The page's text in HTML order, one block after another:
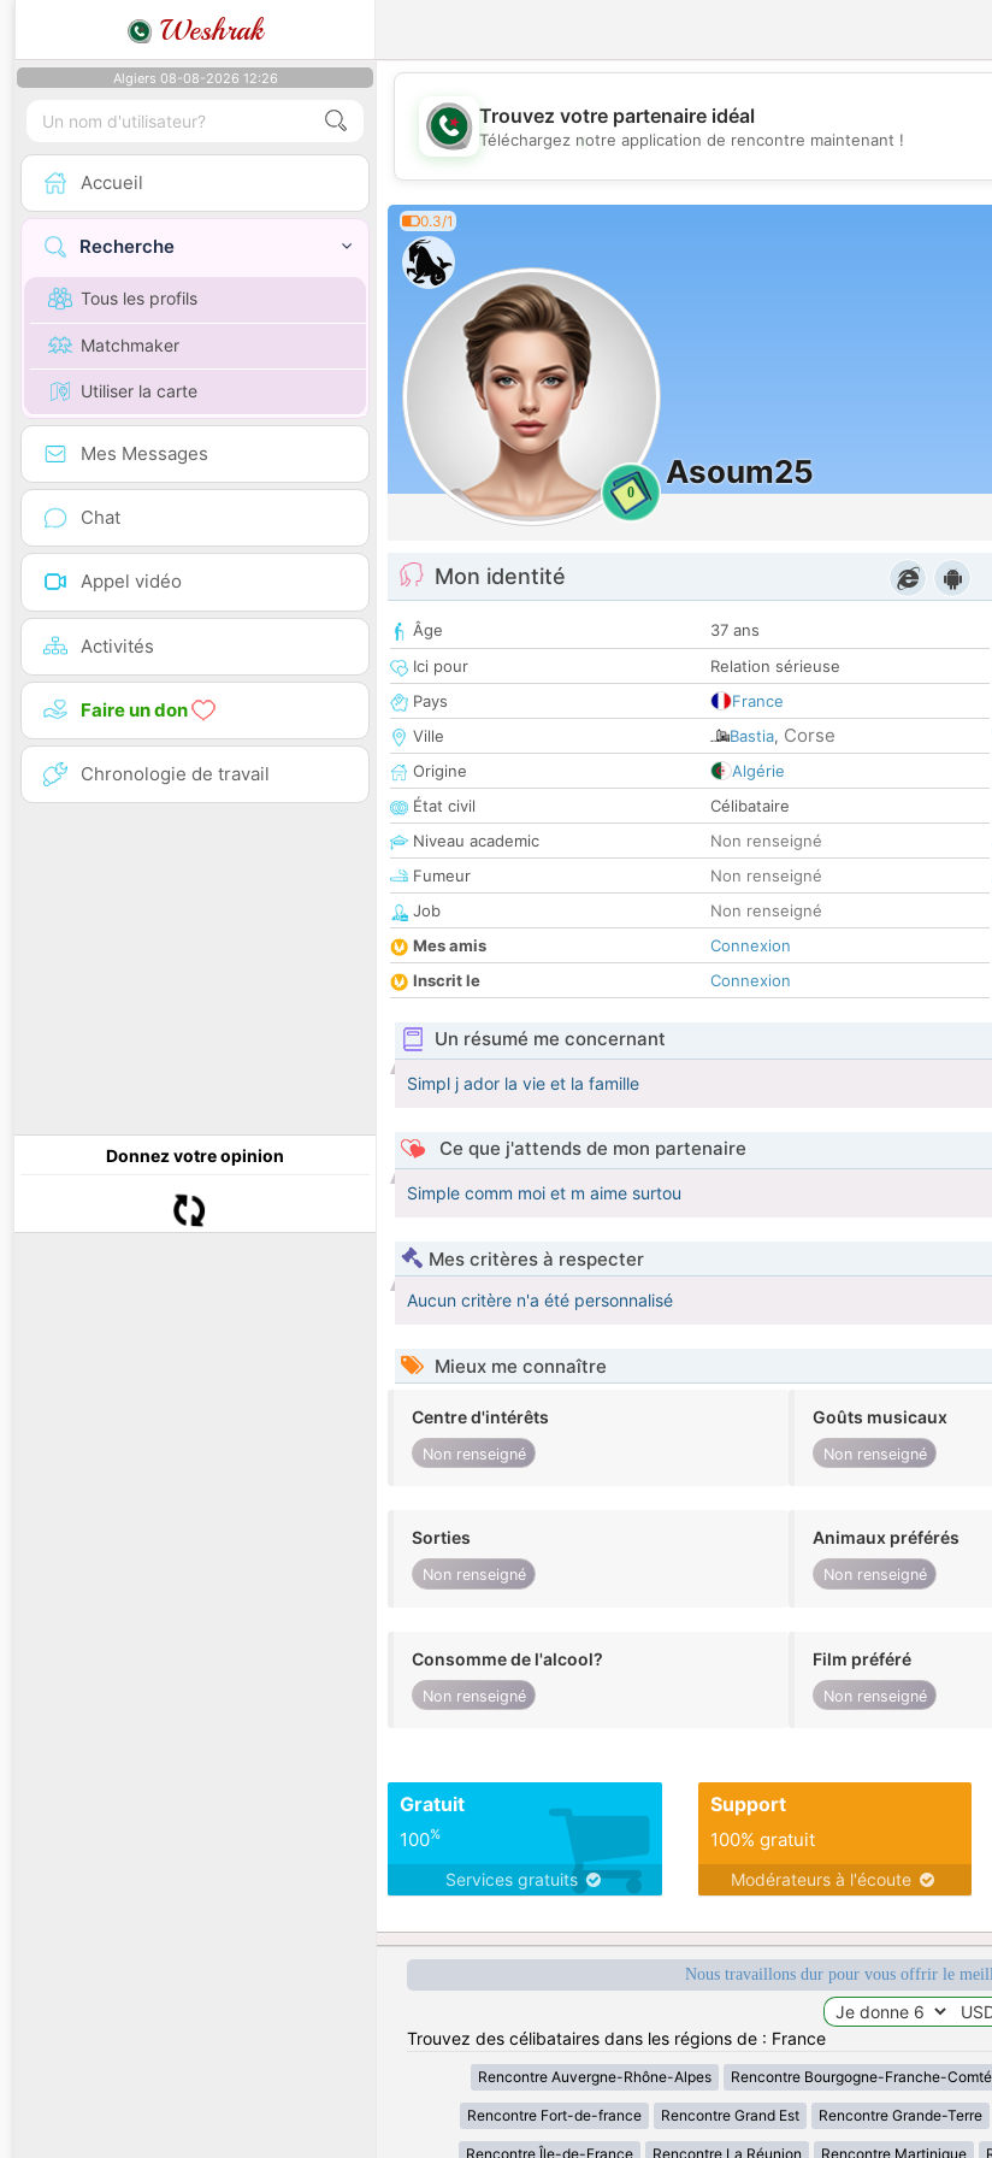
Weshrak
Algiers 08-08-2026 12:26
Accueil
Recherche
Tous les profils
Matchmaker
Utiliser la carte
Mes Messages
Chat
Appel vidéo
Activités
Faire un don
Chronologie de travail
Donnez votre opinion
💖
Trouvez votre partenaire idéal
Téléchargez notre application de rencontre maintenant !
0.3/1
0
Asoum25
Mon identité
Âge
37 ans
Ici pour
Relation sérieuse
Pays
France
Ville
Bastia, Corse
Origine
Algérie
État civil
Célibataire
Niveau academic
Non renseigné
Fumeur
Non renseigné
Job
Non renseigné
Mes amis
Connexion
Inscrit le
Connexion
Un résumé me concernant
Simpl j ador la vie et la famille
Ce que j'attends de mon partenaire
Simple comm moi et m aime surtou
Mes critères à respecter
Aucun critère n'a été personnalisé
Mieux me connaître
Centre d'intérêts
Non renseigné
Goûts musicaux
Non renseigné
Sorties
Non renseigné
Animaux préférés
Non renseigné
Consomme de l'alcool?
Non renseigné
Film préféré
Non renseigné
Gratuit
100%
Services gratuits
Support
100% gratuit
Modérateurs à l'écoute
Nous travaillons dur pour vous offrir le
Trouvez des célibataires dans les régions de : France
Rencontre Auvergne-Rhône-Alpes Rencontre Bourgogne-Franche-Comté
Rencontre Fort-de-france Rencontre Grand Est Rencontre Grande-Terre
Rencontre Île-de-France Rencontre La Réunion Rencontre Martinique